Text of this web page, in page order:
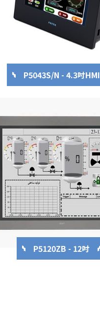
P5043S/N - 4.3吋HMI
P5120ZB - 12吋